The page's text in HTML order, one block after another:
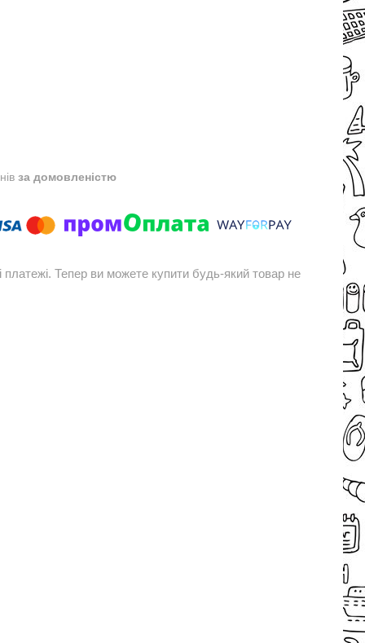
за домовленістю
платежі. Тепер ви можете купити будь-який товар не